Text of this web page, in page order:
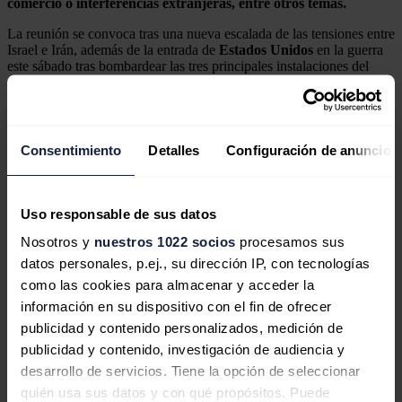
Consentimiento Detalles Configuración de anuncios
Uso responsable de sus datos
Nosotros y nuestros 1022 socios procesamos sus
datos personales, p.ej., su dirección IP, con tecnologías
como las cookies para almacenar y acceder la
información en su dispositivo con el fin de ofrecer
publicidad y contenido personalizados, medición de
publicidad y contenido, investigación de audiencia y
desarrollo de servicios. Tiene la opción de seleccionar
quién usa sus datos y con qué propósitos. Puede
comercio o interferencias extranjeras, entre otros temas.
La reunión se convoca tras una nueva escalada de las tensiones entre
Israel e Irán, además de la entrada de Estados Unidos en la guerra
este sábado tras bombardear las tres principales instalaciones del
programa nuclear iraní.
instalaciones nucleares iraníes
atacadas por EEUU
Grossi (OIEA) dice que nadie puede
confirmar los daños sufridos en
nuclear iraní de Fordó